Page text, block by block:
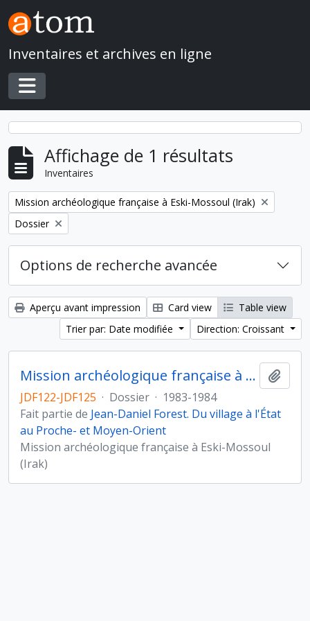
Skip to main content
Inventaires et archives en ligne
Toggle navigation
Affichage de 1 résultats
Inventaires
Remove filter:
Mission archéologique française à Eski-Mossoul (Irak)
Remove filter:
Dossier
Options de recherche avancée
Aperçu avant impression Card view
Table view
Trier par: Date modifiée
Direction: Croissant
Mission archéologique française à Eski-Mossoul (Irak)
JDF122-JDF125 · Dossier · 1983-1984
Fait partie de Jean-Daniel Forest. Du village à l'État
au Proche- et Moyen-Orient
Mission archéologique française à Eski-Mossoul
(Irak)